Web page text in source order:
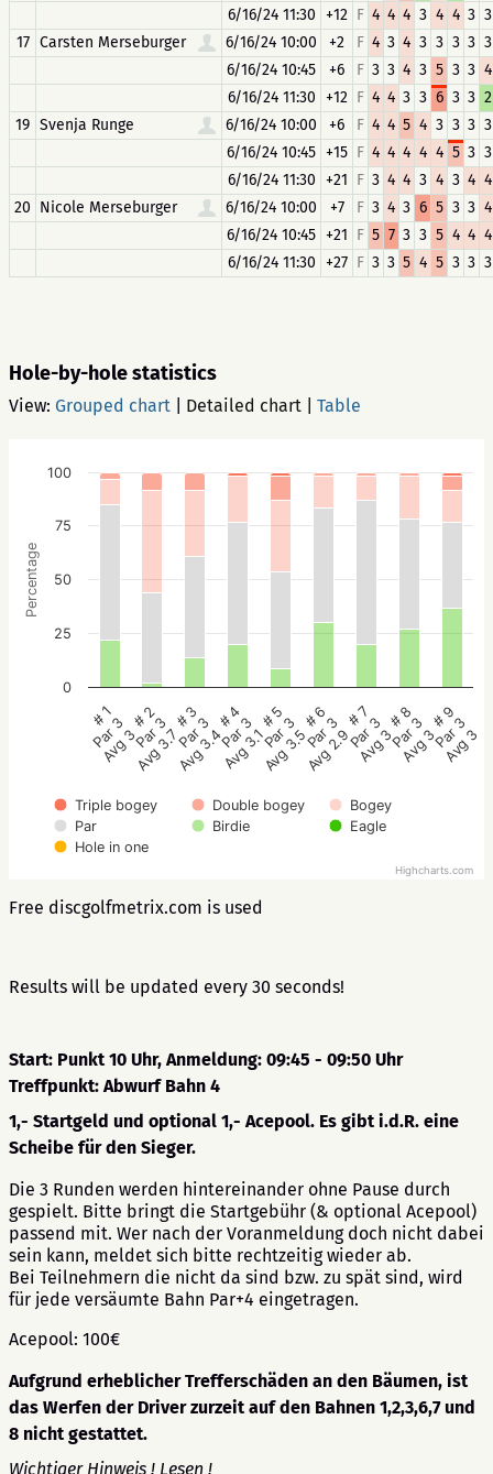
6/16/24 11:30 +12 F 4 4 4 3 4 4 3 3
17 Carsten Merseburger 6/16/24 10:00 +2 F 4 3 4 3 3 3 3 3
6/16/24 10:45
+6 F 3 3 4 3 5 3 3 4
6/16/24 11:30 +12 F 4 4 3 3 6 3 3 2
19 Svenja Runge 6/16/24 10:00 +6 F 4 4 5 4 3 3 3 3
6/16/24 10:45 +15 F 4 4 4 4 4 5 3 3
6/16/24 11:30 +21 F 3 4 4 3 4 3 4 4
20 Nicole Merseburger 6/16/24 10:00 +7 F 3 4 3 6 5 3 3 4
6/16/24 10:45 +21 F 5 7 3 3 5 4 4 4
6/16/24 11:30 +27 F 3 3 5 4 5 3 3 3
Hole-by-hole statistics
View: Grouped chart Detailed chart Table
Percentage
Triple bogey Double bogey
Bogey
Par
Birdie
Eagle
Hole in one
# 1
Par 3
Avg 3
# 2
Par 3
Avg 3.7
# 3
Par 3
Avg 3.4
# 4
Par 3
Avg 3.1
# 5
Par 3
Avg 3.5
# 6
Par 3
Avg 2.9
# 7
Par 3
Avg 3
# 8
Par 3
Avg 3
# 9
Par 3
Avg 3
0
25
50
75
100
Highcharts.com
Free discgolfmetrix.com is used
Results will be updated every 30 seconds!
Start: Punkt 10 Uhr, Anmeldung: 09:45 - 09:50 Uhr
Treffpunkt: Abwurf Bahn 4
1,- Startgeld und optional 1,- Acepool. Es gibt i.d.R. eine
Scheibe für den Sieger.
Die 3 Runden werden hintereinander ohne Pause durch
gespielt. Bitte bringt die Startgebühr (& optional Acepool)
passend mit. Wer nach der Voranmeldung doch nicht dabei
sein kann, meldet sich bitte rechtzeitig wieder ab.
Bei Teilnehmern die nicht da sind bzw. zu spät sind, wird
für jede versäumte Bahn Par+4 eingetragen.
Acepool: 100€
Aufgrund erheblicher Trefferschäden an den Bäumen, ist
das Werfen der Driver zurzeit auf den Bahnen 1,2,3,6,7 und
8 nicht gestattet.
Wichtiger Hinweis ! Lesen !